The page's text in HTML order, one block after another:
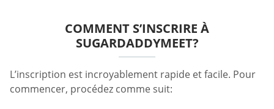
COMMENT S’INSCRIRE À
SUGARDADDYMEET?
L’inscription est incroyablement rapide et facile. Pour
commencer, procédez comme suit: